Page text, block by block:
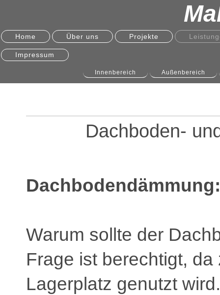
Home Über uns Projekte
Impressum
Innenbereich Außenbereich
Dachboden-
Dachbodendämmung:
Warum sollte der
Frage ist berechtigt,
Lagerplatz genutzt